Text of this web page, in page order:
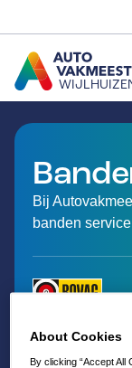
GA NAAR DE
Bij
banden
About Cookies
By clicking “Accept All